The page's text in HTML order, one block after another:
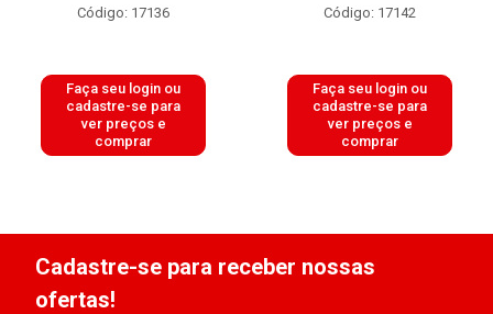
Código: 17136
Faça seu login ou
cadastre-se para
ver preços e
comprar
Código: 17142
Faça seu login ou
cadastre-se para
ver preços e
comprar
Cadastre-se para receber nossas
ofertas!